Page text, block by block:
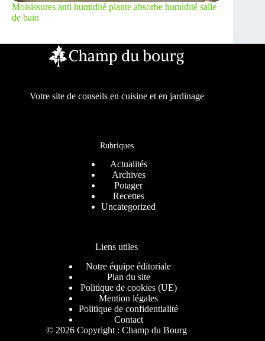
Moisissures anti humidité plante absorbe humidité salle
de bain
Votre site de conseils en cuisine et en jardinage
Rubriques
Actualités
Archives
Potager
Recettes
Uncategorized
Liens utiles
Notre équipe éditoriale
Plan du site
Politique de cookies (UE)
Mention légales
Politique de confidentialité
Contact
© 2026 Copyright : Champ du Bourg